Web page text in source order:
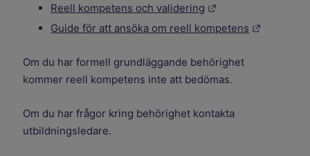
Reell kompetens och validering
Guide för att ansöka om reell kompetens
Om du har formell grundläggande behörighet
kommer reell kompetens inte att bedömas.
Om du har frågor kring behörighet kontakta
utbildningsledare.